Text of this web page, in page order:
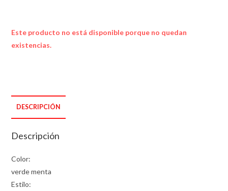
Este producto no está disponible porque no quedan
existencias.
DESCRIPCIÓN
Descripción
Color:
verde menta
Estilo: